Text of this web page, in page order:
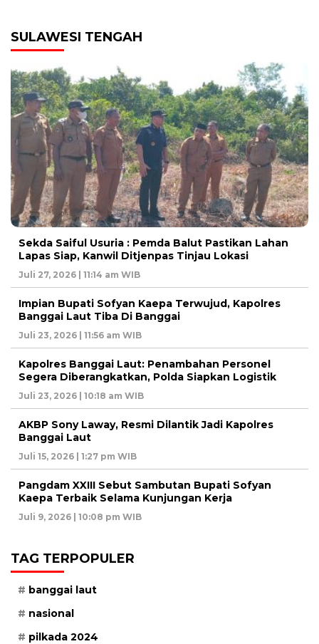
SULAWESI TENGAH
Sekda Saiful Usuria : Pemda Balut Pastikan Lahan
Lapas Siap, Kanwil Ditjenpas Tinjau Lokasi
Juli 27, 2026 | 11:14 am WIB
Impian Bupati Sofyan Kaepa Terwujud, Kapolres
Banggai Laut Tiba Di Banggai
Juli 23, 2026 | 11:56 am WIB
Kapolres Banggai Laut: Penambahan Personel
Segera Diberangkatkan, Polda Siapkan Logistik
Juli 23, 2026 | 10:18 am WIB
AKBP Sony Laway, Resmi Dilantik Jadi Kapolres
Banggai Laut
Juli 15, 2026 | 1:27 pm WIB
Pangdam XXIII Sebut Sambutan Bupati Sofyan
Kaepa Terbaik Selama Kunjungan Kerja
Juli 9, 2026 | 10:08 pm WIB
TAG TERPOPULER
banggai laut
nasional
pilkada 2024